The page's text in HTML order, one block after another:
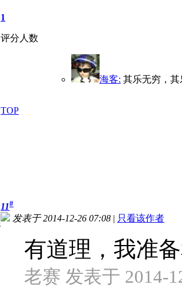
1
评分人数
海客: 其乐无穷，其
TOP
11#
发表于 2014-12-26 07:08 | 只看该作者
有道理，我准
老赛 发表于 2014-